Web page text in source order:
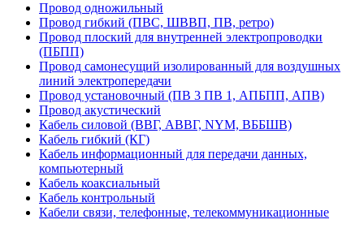
Провод одножильный
Провод гибкий (ПВС, ШВВП, ПВ, ретро)
Провод плоский для внутренней электропроводки
(ПБПП)
Провод самонесущий изолированный для воздушных
линий электропередачи
Провод установочный (ПВ 3 ПВ 1, АПБПП, АПВ)
Провод акустический
Кабель силовой (ВВГ, АВВГ, NYM, ВББШВ)
Кабель гибкий (КГ)
Кабель информационный для передачи данных,
компьютерный
Кабель коаксиальный
Кабель контрольный
Кабели связи, телефонные, телекоммуникационные